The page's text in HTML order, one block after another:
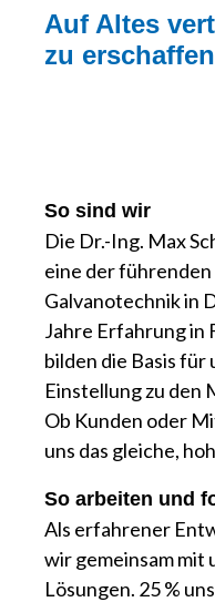
Auf Altes
zu
So sind wir
Die Dr.-Ing. Max
eine der
Galvanotechnik in
Jahre Erfahrung in
bilden die Basis
Einstellung zu den
Ob Kunden oder
uns das gleiche,
So arbeiten und
Als erfahrener
wir gemeinsam mit
Lösungen. 25 %